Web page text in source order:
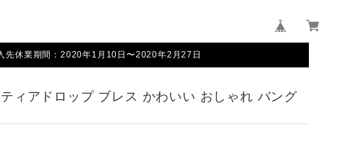
先休業期間：2020年1月10日〜2020年2月27日
ィアドロップ ブレス かわいい おしゃれ バング